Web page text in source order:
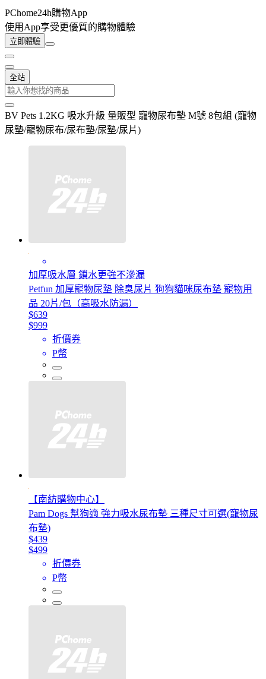
PChome24h購物App
使用App享受更優質的購物體驗
立即體驗
全站
BV Pets 1.2KG 吸水升級 量販型 寵物尿布墊 M號 8包組 (寵物
尿墊/寵物尿布/尿布墊/尿墊/尿片)
加厚吸水層 鎖水更強不滲漏
Petfun 加厚寵物尿墊 除臭尿片 狗狗貓咪尿布墊 寵物用
品 20片/包（高吸水防漏）
$639
$999
折價券
P幣
【南紡購物中心】
Pam Dogs 幫狗適 強力吸水尿布墊 三種尺寸可選(寵物尿
布墊)
$439
$499
折價券
P幣